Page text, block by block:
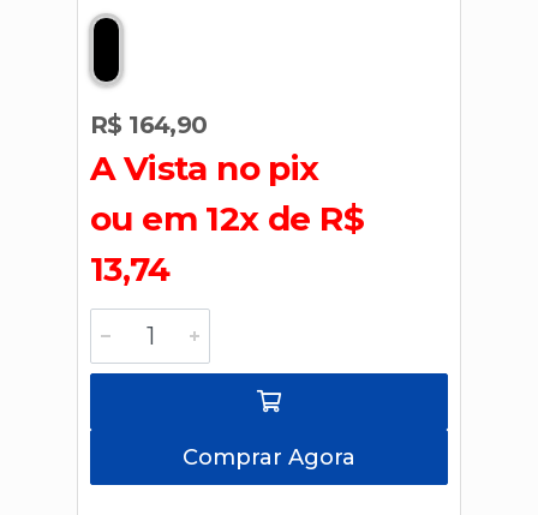
R$ 164,90
A Vista no pix
ou em 12x de R$
13,74
Comprar Agora